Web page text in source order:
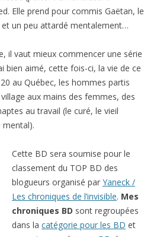
Elle prend pour commis Gaëtan, le
un peu attardé mentalement…
il vaut mieux commencer une série
bien aimé, cette fois-ci, la vie de ce
au Québec, les hommes partis
aux mains des femmes, des
au travail (le curé, le vieil
mental).
Cette BD sera soumise pour le
classement du TOP BD des
blogueurs organisé par Yaneck /
Les chroniques de l’invisible. Mes
chroniques BD sont regroupées
dans la catégorie pour les BD et